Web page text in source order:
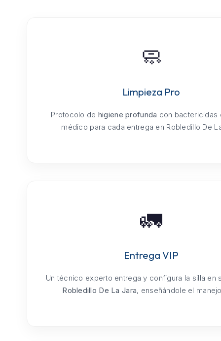
🧼
Limpieza Pro
Protocolo de higiene profunda con bactericidas
médico para cada entrega en Robledillo De
🚛
Entrega VIP
Un técnico experto entrega y configura la silla en
Robledillo De La Jara, enseñándole el